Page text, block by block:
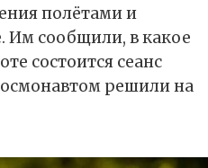
полётами и
Им сообщили, в какое
состоится сеанс
решили на